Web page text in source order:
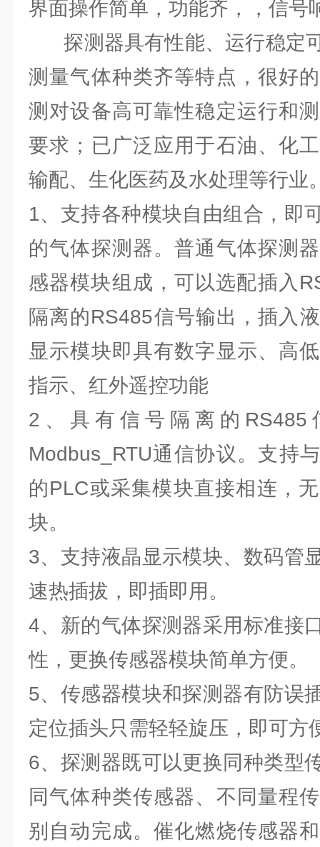
界面操作简单，功能齐，，信号
探测器具有性能、运行稳定
测量气体种类齐等特点，很好
测对设备高可靠性稳定运行和
要求；已广泛应用于石油、化
输配、生化医药及水处理等行业
1、支持各种模块自由组合，即
的气体探测器。普通气体探测
感器模块组成，可以选配插入
隔离的RS485信号输出，插入
显示模块即具有数字显示、高
指示、红外遥控功能
2、具有信号隔离的
Modbus_RTU通信协议。支持
的PLC或采集模块直接相连，
块。
3、支持液晶显示模块、数码管
速热插拔，即插即用。
4、新的气体探测器采用标准接
性，更换传感器模块简单方便。
5、传感器模块和探测器有防误
定位插头只需轻轻旋压，即可方
6、探测器既可以更换同种类型
同气体种类传感器、不同量程
别自动完成。催化燃烧传感器